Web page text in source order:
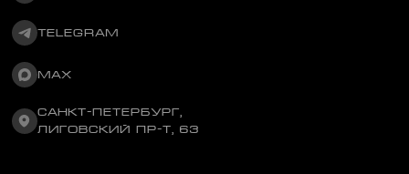
TELEGRAM
MAX
САНКТ-ПЕТЕРБУРГ,
ЛИГОВСКИЙ ПР-Т, 63